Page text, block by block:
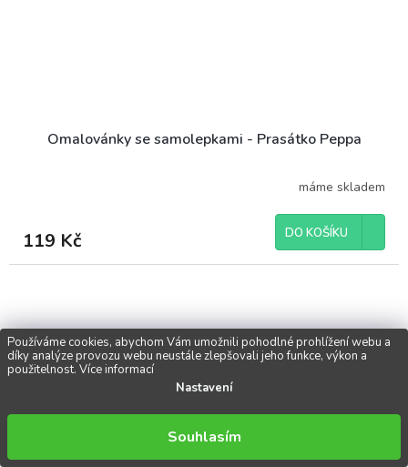
Používáme cookies, abychom Vám umožnili pohodlné prohlížení webu a
díky analýze provozu webu neustále zlepšovali jeho funkce, výkon a
použitelnost. Více informací
Nastavení
Souhlasím
Omalovánky se samolepkami - Prasátko Peppa
máme skladem
119 Kč DO KOŠÍKU